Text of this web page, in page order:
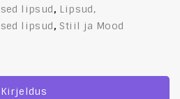
lipsud, Lipsud,
lipsud, Stiil ja Mood
Kirjeldus